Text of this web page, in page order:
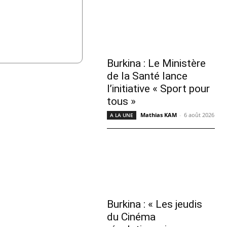
Burkina : Le Ministère
de la Santé lance
l’initiative « Sport pour
tous »
A LA UNE Mathias KAM - 6 août 2026
Burkina : « Les jeudis
du Cinéma